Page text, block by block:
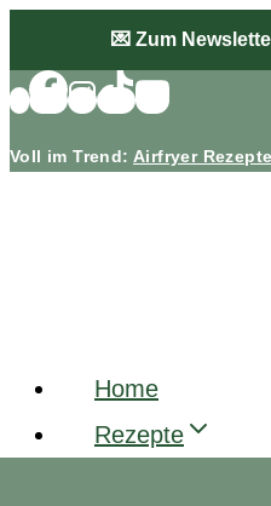
Inhalt
💌 Zum
Voll im Trend: Airfryer Rezepte
Home
Rezepte